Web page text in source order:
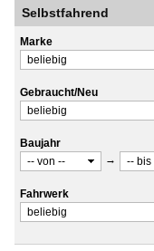
Selbstfahrend
Marke
Gebraucht/Neu
Baujahr
→
Fahrwerk